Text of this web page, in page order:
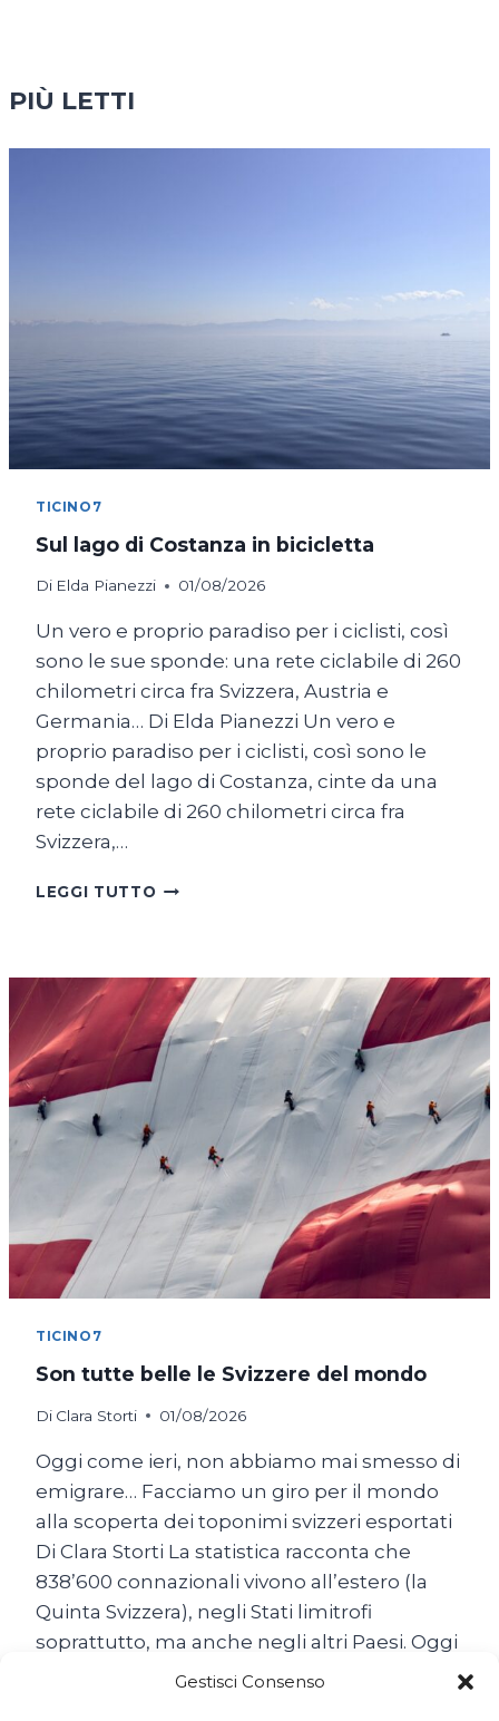
Gestisci Consenso
PIÙ LETTI
TICINO7
Sul lago di Costanza in bicicletta
Di Elda Pianezzi 01/08/2026
Un vero e proprio paradiso per i ciclisti, così
sono le sue sponde: una rete ciclabile di 260
chilometri circa fra Svizzera, Austria e
Germania… Di Elda Pianezzi Un vero e
proprio paradiso per i ciclisti, così sono le
sponde del lago di Costanza, cinte da una
rete ciclabile di 260 chilometri circa fra
Svizzera,…
LEGGI TUTTO SUL
IN
BICICLETTA
TICINO7
Son tutte belle le Svizzere del mondo
Di Clara Storti 01/08/2026
Oggi come ieri, non abbiamo mai smesso di
emigrare… Facciamo un giro per il mondo
alla scoperta dei toponimi svizzeri esportati
Di Clara Storti La statistica racconta che
838’600 connazionali vivono all’estero (la
Quinta Svizzera), negli Stati limitrofi
soprattutto, ma anche negli altri Paesi. Oggi
come ieri, non abbiamo mai smesso di